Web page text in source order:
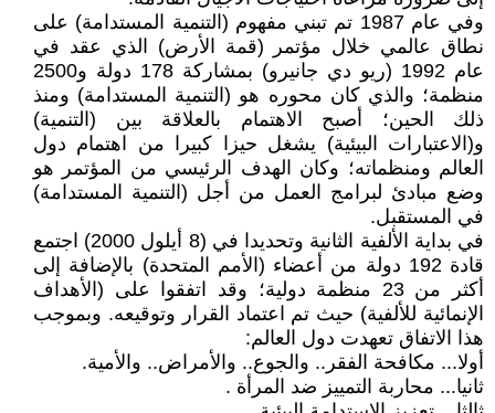
وفي عام 1987 تم تبني مفهوم (التنمية المستدامة) على
نطاق عالمي خلال مؤتمر (قمة الأرض) الذي عقد في
عام 1992 (ريو دي جانيرو) بمشاركة 178 دولة و2500
منظمة؛ والذي كان محوره هو (التنمية المستدامة) ومنذ
ذلك الحين؛ أصبح الاهتمام بالعلاقة بين (التنمية)
و(الاعتبارات البيئية) يشغل حيزا كبيرا من اهتمام دول
العالم ومنظماته؛ وكان الهدف الرئيسي من المؤتمر هو
وضع مبادئ لبرامج العمل من أجل (التنمية المستدامة)
في المستقبل.
في بداية الألفية الثانية وتحديدا في (8 أيلول 2000) اجتمع
قادة 192 دولة من أعضاء (الأمم المتحدة) بالإضافة إلى
أكثر من 23 منظمة دولية؛ وقد اتفقوا على (الأهداف
الإنمائية للألفية) حيث تم اعتماد القرار وتوقيعه. وبموجب
هذا الاتفاق تعهدت دول العالم:
أولا... مكافحة الفقر.. والجوع.. والأمراض.. والأمية.
ثانيا... محاربة التمييز ضد المرأة .